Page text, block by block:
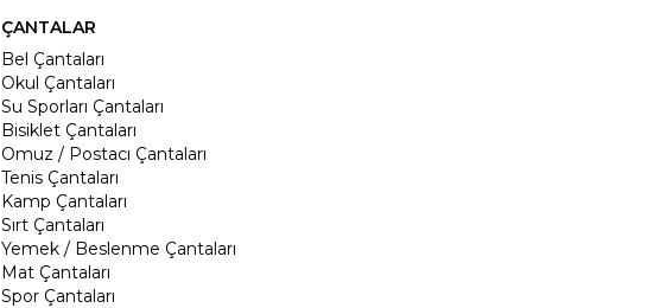
ÇANTALAR
Bel Çantaları
Okul Çantaları
Su Sporları Çantaları
Bisiklet Çantaları
Omuz / Postacı Çantaları
Tenis Çantaları
Kamp Çantaları
Sırt Çantaları
Yemek / Beslenme Çantaları
Mat Çantaları
Spor Çantaları